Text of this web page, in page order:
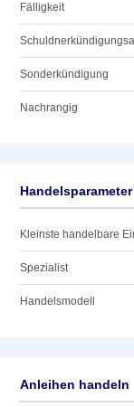
Fälligkeit
Sonderkündigung
Nachrangig
Kleinste handelbare
Spezialist
Handelsmodell
Anleihen handeln